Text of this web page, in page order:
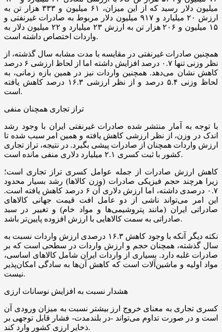
میلیون دلار رسید که از این میزان، ۶۱ میلیون و ۳۳۳ هزار تن به
ارزش ۲۰ میلیارد و ۹۱۷ میلیون دلار مربوط به صادرات غیرنفتی و
۱۵ میلیون و ۲۰۶ هزار تن به ارزش ۲۳ میلیارد و ۲۲ میلیون دلار به
واردات اختصاص داشته است.
همچنین صادرات غیرنفتی در مقایسه با مدت مشابه سال گذشته، از
نظر وزنی تنها ۰.۷ درصد افزایش داشته اما از لحاظ ارزشی ۶ درصد
کاهش نشان می‌دهد. همچنین واردات نیز در همین بازه زمانی، به
لحاظ وزنی ۵.۴ درصد و از نظر ارزشی ۱۶.۳ درصد کاهش یافته
است.
تراز تجاری همچنان منفی
با توجه به آمار منتشر شده صادرات غیرنفتی ایران با وجود رشد
اندک در وزن، از نظر ارزشی کاهش یافته و همین امر سبب شده تا
ارزش واردات همچنان از صادرات پیشی بگیرد. در نتیجه، تراز تجاری
کشور با ثبت کسری ۲.۱ میلیارد دلاری منفی مانده است.
کاهش ارزش صادرات از جمله عوامل کسری تراز تجاری است؛
زیرا هرچند حجم فیزیکی صادرات (وزن کالاها) رشد بسیار محدود
۰.۷ درصدی داشته، اما ارزش دلاری آن ۶ درصد کاهش یافته است.
این امر می‌تواند ناشی از دو عامل افت قیمت جهانی کالاهای
صادراتی ایران (مانند پتروشیمی‌ها و مواد خام) و تغییر در سبد
صادراتی به سمت کالاهایی با ارزش افزوده پایین‌تر باشد.
نکته دیگر آنکه با وجود کاهش ۱۶.۳ درصدی ارزش واردات نسبت به
سال گذشته، همچنان حجم و ارزش واردات در سطحی است که بر
صادرات غلبه دارد. بسیاری از واردات ایران شامل کالاهای اساسی،
مواد اولیه و ماشین‌آلات است که کاهش آن‌ها به سادگی امکان‌پذیر
نیست.
هشدار نسبت به افزایش نوسانات ارزی
کسری تجاری به معنای خروج ارز بیشتر نسبت به میزان ورودی آن
است و در صورت تداوم می‌تواند -در بلندمدت- فشار قابل توجهی بر
ذخایر ارزی کشور وارد کند.